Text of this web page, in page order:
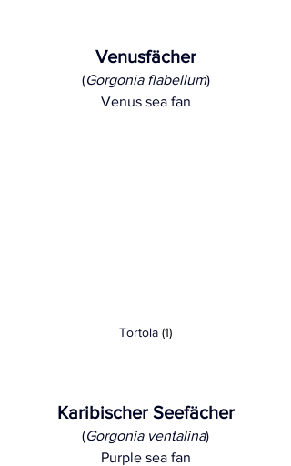
Venusfächer
(Gorgonia flabellum)
Venus sea fan
Tortola (1)
Karibischer Seefächer
(Gorgonia ventalina)
Purple sea fan